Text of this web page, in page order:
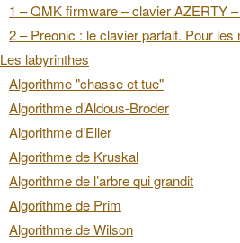
1 – QMK firmware – clavier AZERTY
2 – Preonic : le clavier parfait. Pour les
Les labyrinthes
Algorithme "chasse et tue"
Algorithme d’Aldous-Broder
Algorithme d’Eller
Algorithme de Kruskal
Algorithme de l’arbre qui grandit
Algorithme de Prim
Algorithme de Wilson